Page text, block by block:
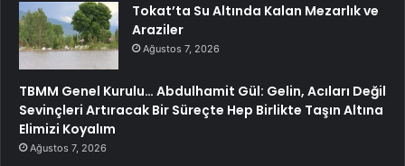
Tokat’ta Su Altında Kalan Mezarlık ve
Araziler
Ağustos 7, 2026
TBMM Genel Kurulu… Abdulhamit Gül: Gelin, Acıları Değil
Sevinçleri Artıracak Bir Süreçte Hep Birlikte Taşın Altına
Elimizi Koyalım
Ağustos 7, 2026